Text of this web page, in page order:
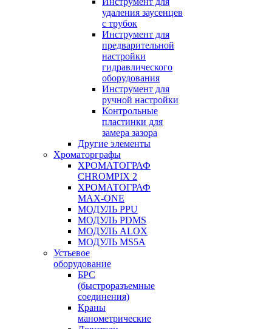
удаления заусенцев
с трубок
Инструмент для
предварительной
настройки
гидравлического
оборудования
Инструмент для
ручной настройки
Контрольные
пластинки для
замера зазора
Другие элементы
Хроматорграфы
ХРОМАТОГРАФ
CHROMPIX 2
ХРОМАТОГРАФ
MAX-ONE
МОДУЛЬ PPU
МОДУЛЬ PDMS
МОДУЛЬ ALOX
МОДУЛЬ MS5A
Устьевое
оборудование
БРС
(быстроразъемные
соединения)
Краны
манометрические